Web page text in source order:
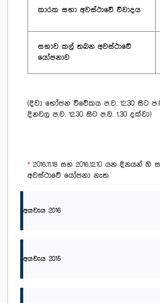
කාරක සභා අවස්ථාවේ විවාදය
සභාව කල් තබන අවස්ථාවේ
යෝජනාව
(දිවා භෝජන විවේකය ප.ව. 12.30 සිට
දිනවල ප.ව. 12.30 සිට ප.ව. 1.30 දක්වා)
* 2016.11.18 සහ 2016.12.10 යන
අවස්ථාවේ යෝජනා නැත.
අයවැය 2016
අයවැය 2015